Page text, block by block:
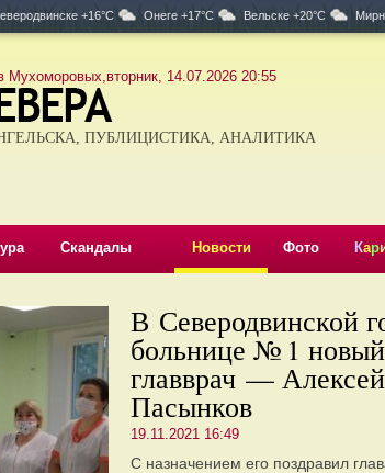
+16°C Онеге +17°C Вельске +20°C
Мухоморовых,вторник, 14.07.2026 20:55
ПУБЛИЦИСТИКА, АНАЛИТИКА
Скандалы Новости Фото Кар
В Северодвинской
больнице № 1 новый
главврач — Алексей
Пасынков
19.11.2021 16:49
С назначением его поздравил